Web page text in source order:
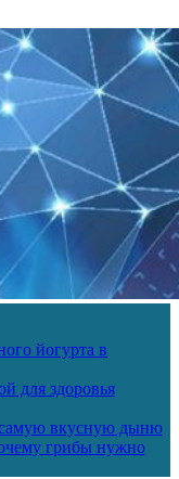
йогурта в
для здоровья
самую вкусную дыню
грибы нужно